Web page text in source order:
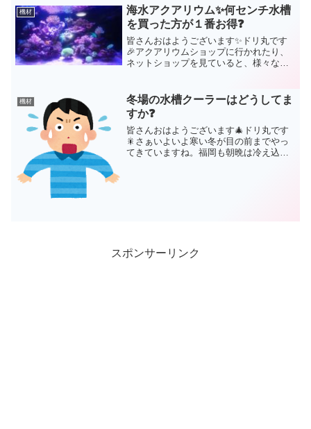
リストでなければ長期飼育は絶対無理❗と
言われる時代でしたか...
機材
海水アクアリウム✨何センチ水槽
を買った方が１番お得❓
皆さんおはようございます✨ドリ丸です
🎉アクアリウムショップに行かれたり、
ネットショップを見ていると、様々な大
30センチ、45センチ、60センチ、90セン
チ、120セ...
機材
冬場の水槽クーラーはどうしてま
すか❓
皆さんおはようございます🎄ドリ丸です
🎇さぁいよいよ寒い冬が目の前までやっ
てきていますね。福岡も朝晩は冷え込ん
スポンサーリンク